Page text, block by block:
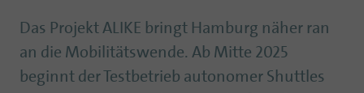
Das Projekt ALIKE bringt Hamburg näher ran
an die Mobilitätswende. Ab Mitte 2025
beginnt der Testbetrieb autonomer Shuttles